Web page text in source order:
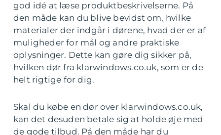
god idé at læse produktbeskrivelserne. På
den måde kan du blive bevidst om, hvilke
materialer der indgår i dørene, hvad der er af
muligheder for mål og andre praktiske
oplysninger. Dette kan gøre dig sikker på,
hvilken dør fra klarwindows.co.uk, som er de
helt rigtige for dig.
Skal du købe en dør over klarwindows.co.uk,
kan det desuden betale sig at holde øje med
de gode tilbud. På den måde har du